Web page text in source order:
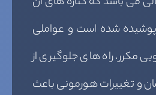
شده است و عواملی
مکرر، راه های جلوگیری از
و تغییرات هورمونی باعث